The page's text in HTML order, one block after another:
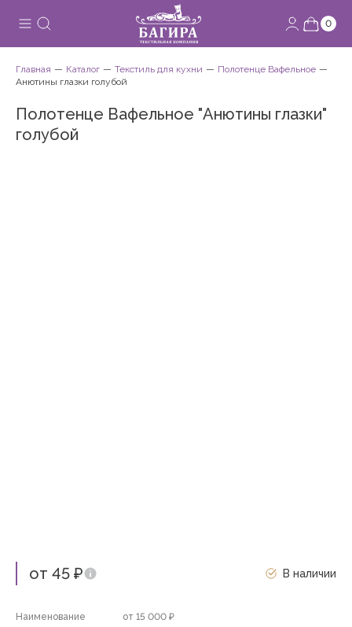
0
Главная Каталог Текстиль для кухни
Полотенце Вафельное
Анютины глазки голубой
Полотенце Вафельное "Анютины глазки"
голубой
от 45 ₽ В наличии
Наименование от 15 000 ₽